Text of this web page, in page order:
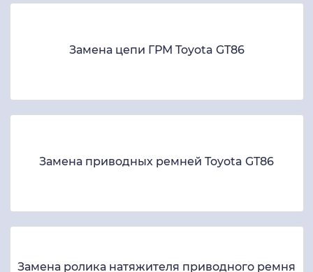
Замена цепи ГРМ Toyota GT86
Замена приводных ремней Toyota GT86
Замена ролика натяжителя приводного ремня